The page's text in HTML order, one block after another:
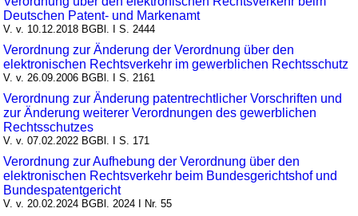
Deutschen Patent- und Markenamt
V. v. 10.12.2018 BGBl. I S. 2444
Verordnung zur Änderung der Verordnung über den
elektronischen Rechtsverkehr im gewerblichen Rechtsschutz
V. v. 26.09.2006 BGBl. I S. 2161
Verordnung zur Änderung patentrechtlicher Vorschriften und
zur Änderung weiterer Verordnungen des gewerblichen
Rechtsschutzes
V. v. 07.02.2022 BGBl. I S. 171
Verordnung zur Aufhebung der Verordnung über den
elektronischen Rechtsverkehr beim Bundesgerichtshof und
Bundespatentgericht
V. v. 20.02.2024 BGBl. 2024 I Nr. 55